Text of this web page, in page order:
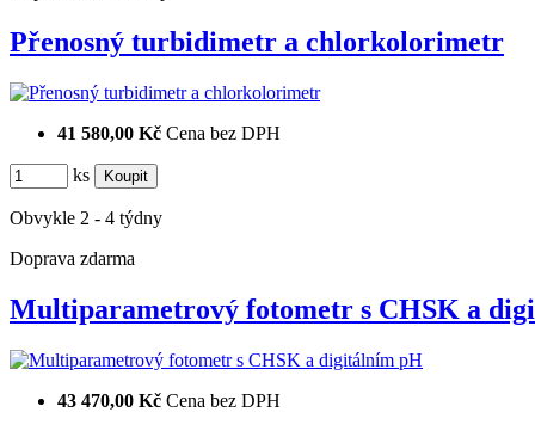
Přenosný turbidimetr a chlorkolorimetr
41 580,00 Kč Cena bez DPH
ks
Obvykle 2 - 4 týdny
Doprava zdarma
Multiparametrový fotometr s CHSK a
43 470,00 Kč Cena bez DPH